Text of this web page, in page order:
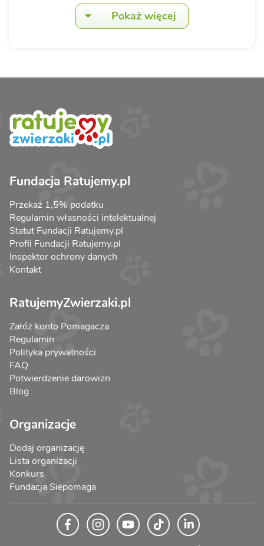
Pokaż więcej
Fundacja Ratujemy.pl
Przekaż 1,5% podatku
Regulamin własności intelektualnej
Statut Fundacji Ratujemy.pl
Profil Fundacji Ratujemy.pl
Inspektor ochrony danych
Kontakt
RatujemyZwierzaki.pl
Załóż konto Pomagacza
Regulamin
Polityka prywatności
FAQ
Potwierdzenie darowizn
Blog
Organizacje
Dodaj organizację
Lista organizacji
Konkurs
Fundacja Siepomaga